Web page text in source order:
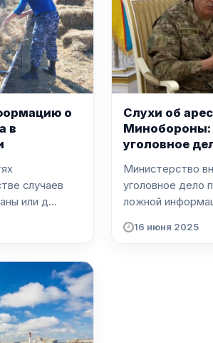
о
в
случаев
или д...
Слухи об
Минобороны:
уголовное
Министерство
уголовное дело
ложной
16 июня 2025